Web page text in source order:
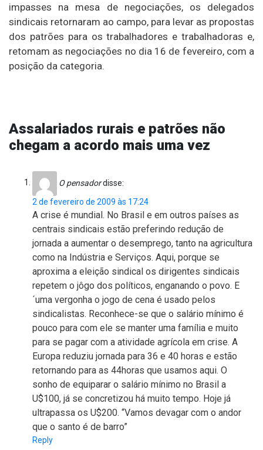
impasses na mesa de negociações, os delegados
sindicais retornaram ao campo, para levar as propostas
dos patrões para os trabalhadores e trabalhadoras e,
retomam as negociações no dia 16 de fevereiro, com a
posição da categoria.
Assalariados rurais e patrões não
chegam a acordo mais uma vez
O pensadordisse:
2 de fevereiro de 2009 às 17:24
A crise é mundial. No Brasil e em outros países as
centrais sindicais estão preferindo redução de
jornada a aumentar o desemprego, tanto na agricultura
como na Indústria e Serviços. Aqui, porque se
aproxima a eleição sindical os dirigentes sindicais
repetem o jôgo dos políticos, enganando o povo. E
´uma vergonha o jogo de cena é usado pelos
sindicalistas. Reconhece-se que o salário mínimo é
pouco para com ele se manter uma família e muito
para se pagar com a atividade agrícola em crise. A
Europa reduziu jornada para 36 e 40 horas e estão
retornando para as 44horas que usamos aqui. O
sonho de equiparar o salário mínimo no Brasil a
U$100, já se concretizou há muito tempo. Hoje já
ultrapassa os U$200. “Vamos devagar com o andor
que o santo é de barro”
Reply